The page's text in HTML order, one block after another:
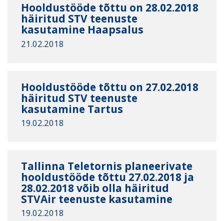
Hooldustööde tõttu on 28.02.2018
häiritud STV teenuste
kasutamine Haapsalus
21.02.2018
Hooldustööde tõttu on 27.02.2018
häiritud STV teenuste
kasutamine Tartus
19.02.2018
Tallinna Teletornis planeerivate
hooldustööde tõttu 27.02.2018 ja
28.02.2018 võib olla häiritud
STVAir teenuste kasutamine
19.02.2018